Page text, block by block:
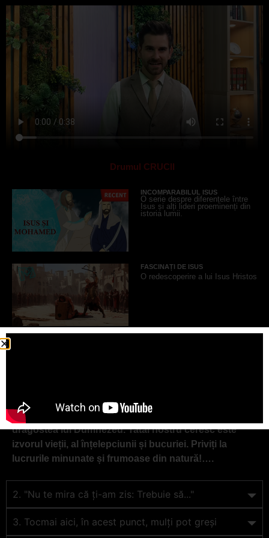
Drumul CRUCII
INCOMPARABILUL ISUS
O serie despre diferențele între
Isus și alți lideri proeminenți din
istoria lumii.
FASCINAȚI DE ISUS
O redescoperire a lui Isus Hristos
Natura și revelația mărturisesc deopotrivă despre
dragostea lui Dumnezeu. Tatăl nostru ceresc este
izvorul vieții, al înțelepciunii și bucuriei. Priviți la
lucrurile minunate și frumoase din natură!….
2. "Nu te mira că ți-am zis: Trebuie să..."
3. Tocmai aici, în acest punct, mulți pot greși